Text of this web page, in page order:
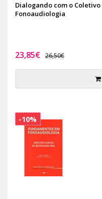
Dialogando com o
Fonoaudiologia
23,85€ 26,50€
-10%